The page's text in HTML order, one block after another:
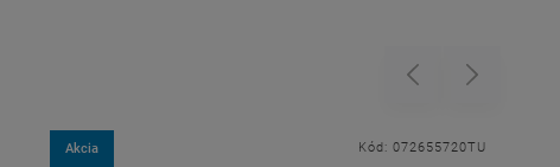
Previous
Akcia Kód: 072655720TU
Next